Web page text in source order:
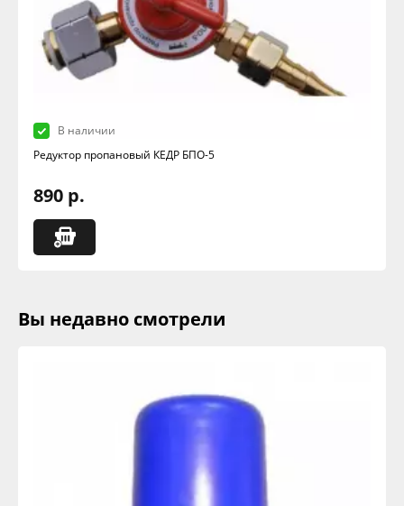
В наличии
Редуктор пропановый КЕДР БПО-5
890 р.
Вы недавно смотрели